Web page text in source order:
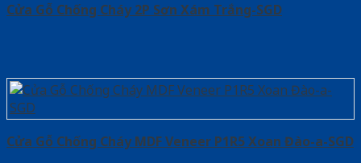
Cửa Gỗ Chống Cháy 2P Sơn Xám Trắng-SGD
Cửa Gỗ Chống Cháy MDF Veneer P1R5 Xoan Đào-a-SGD